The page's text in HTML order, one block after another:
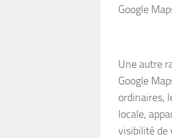
Google
Une autre
Google
ordinaires,
locale,
visibilité de